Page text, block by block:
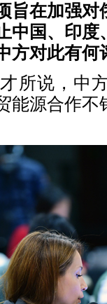
旨在加强对
中国、印
方对此有何
所说，中
能源合作不